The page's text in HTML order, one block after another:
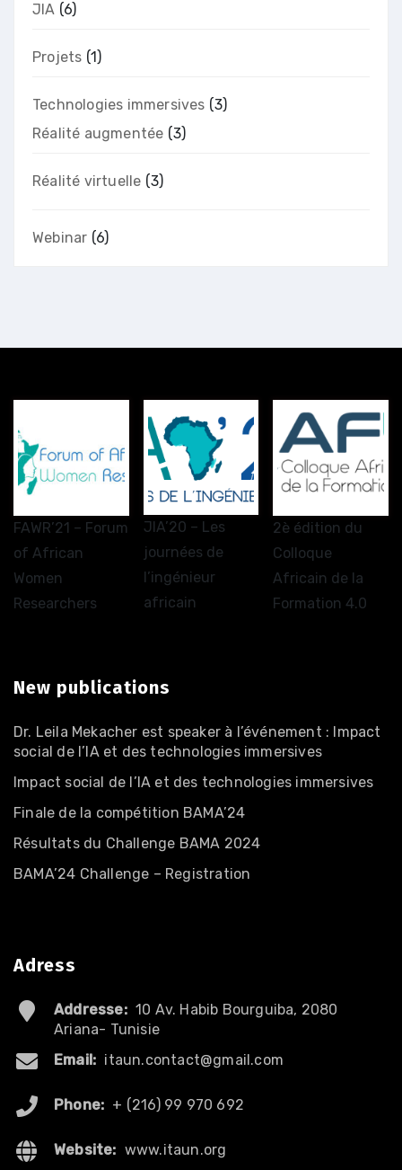
JIA (6)
Projets (1)
Technologies immersives (3)
Réalité augmentée (3)
Réalité virtuelle (3)
Webinar (6)
FAWR’21 – Forum
of African
Women
Researchers
JIA’20 – Les
journées de
l’ingénieur
africain
2è édition du
Colloque
Africain de la
Formation 4.0
New publications
Dr. Leila Mekacher est speaker à l’événement : Impact
social de l’IA et des technologies immersives
Impact social de l’IA et des technologies immersives
Finale de la compétition BAMA’24
Résultats du Challenge BAMA 2024
BAMA’24 Challenge – Registration
Adress
Addresse: 10 Av. Habib Bourguiba, 2080
Ariana- Tunisie
Email: itaun.contact@gmail.com
Phone: + (216) 99 970 692
Website: www.itaun.org